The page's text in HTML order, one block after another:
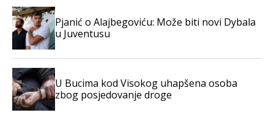
Pjanić o Alajbegoviću: Može biti novi Dybala
u Juventusu
U Bucima kod Visokog uhapšena osoba
zbog posjedovanje droge